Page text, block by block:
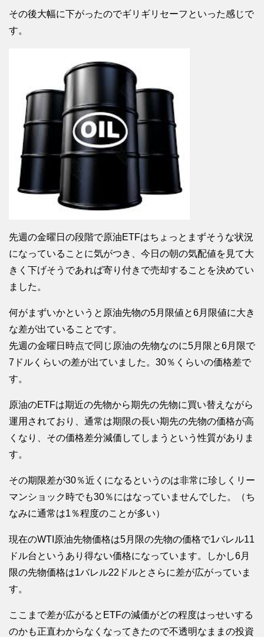
その後大幅に下がったのでギリギリセーフといった感じで
す。
先週の金曜日の段階で原油ETFはちょっとまずそうな状況
になっていることに気がつき、今日の朝の気配値を見て大
きく下げそうであれば寄り付きで売却することを決めてい
ました。
何がまずいかというと原油先物の5月限値と6月限値に大き
な差が出ていることです。
先週の金曜日時点で同じ原油の先物なのに5月限と6月限で
7ドルくらいの差が出ていました。30％くらいの価格差で
す。
原油のETFは期近の先物から期先の先物に買い替えながら
運用されており、通常は期限の長い期先の先物の価格が高
くなり、その価格差分減価してしまうという性質がありま
す。
その期限差が30％近くになるというのは非常に珍しくリー
マンショック時でも30％にはなっていませんでした。（ち
なみに通常は1％程度のことが多い）
現在のWTI原油先物価格は5月限の先物の価格で1バレル11
ドル台というあり得ない価格になっています。しかし6月
限の先物価格は1バレル22ドルとさらに差が広がっていま
す。
ここまで差が広がるとETFの減価がどの程度はっせいする
のかも正直わからなくなってきたので不透明なままの投資